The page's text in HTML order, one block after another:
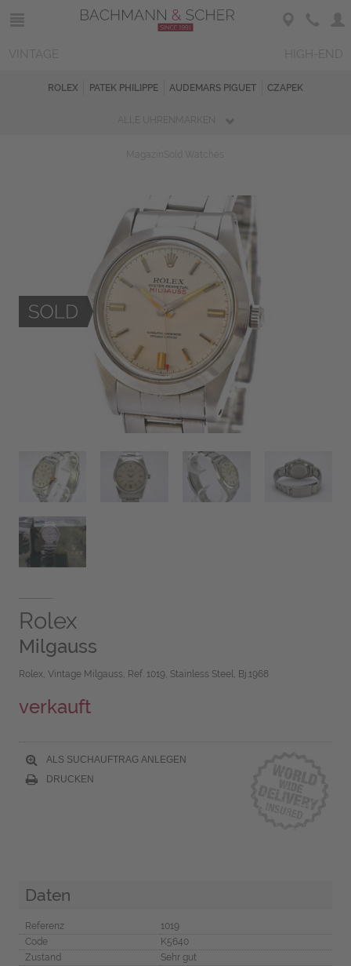
ROLEX PATEK PHILIPPE AUDEMARS PIGUET CZAPEK
Rolex
Milgauss
Rolex, Vintage Milgauss, Ref. 1019, Stainless Steel, Bj.1968
verkauft
ALS SUCHAUFTRAG ANLEGEN
DRUCKEN
Daten
Referenz
1019
Code
K5640
Zustand
Sehr gut